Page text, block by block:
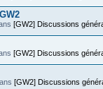
[GW2] Discussions
[GW2] Discussions
[GW2] Discussions